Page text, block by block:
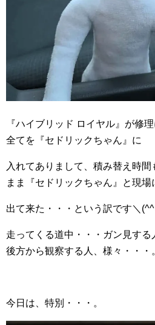
『ハイブリッド ロイヤル』が修
全てを『セドリックちゃん』に
入れてありまして、積み替え時
まま『セドリックちゃん』と現場
出て来た・・・という訳です＼
走ってくる道中・・・ガン見す
後方から観察する人、様々・・・
今日は、特別・・・。